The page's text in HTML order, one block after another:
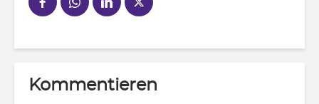
Kommentieren